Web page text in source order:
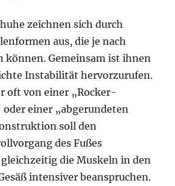
zeichnen sich durch
aus, die je nach
können. Gemeinsam ist ihnen
Instabilität hervorzurufen.
oft von einer „Rocker-
einer „abgerundeten
soll den
des Fußes
die Muskeln in den
intensiver beanspruchen.